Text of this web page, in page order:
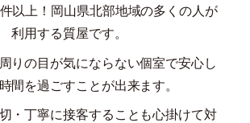
以上！岡山県北部地域の多くの人が
利用する質屋です。
りの目が気にならない個室で安心し
間を過ごすことが出来ます。
・丁寧に接客することも心掛けて対